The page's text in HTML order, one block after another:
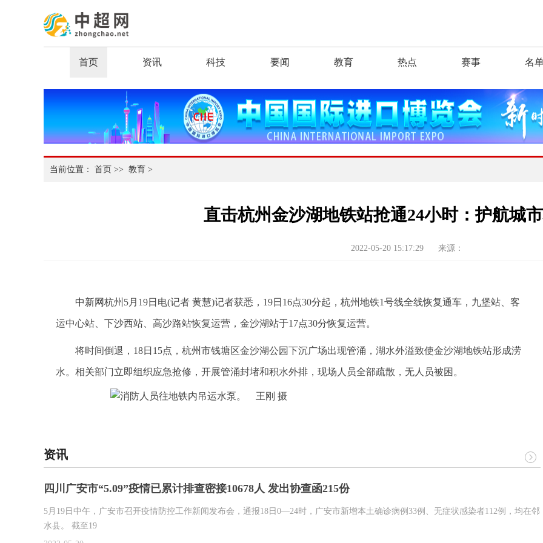
首页 资讯 科技 要闻 教育 热点 赛事 名
当前位置： 首页 >> 教育 >
直击杭州金沙湖地铁站抢通24小时：护航城
2022-05-20 15:17:29 来源：
中新网杭州5月19日电(记者 黄慧)记者获悉，19日16点30分起，杭州地铁1号线全线恢复通车，九堡站、客
运中心站、下沙西站、高沙路站恢复运营，金沙湖站于17点30分恢复运营。
将时间倒退，18日15点，杭州市钱塘区金沙湖公园下沉广场出现管涌，湖水外溢致使金沙湖地铁站形成涝
水。相关部门立即组织应急抢修，开展管涌封堵和积水外排，现场人员全部疏散，无人员被困。
资讯
四川广安市“5.09”疫情已累计排查密接10678人 发出协查函215份
5月19日中午，广安市召开疫情防控工作新闻发布会，通报18日0—24时，广安市新增本土确诊病例33例、无症状感染者112例，均在邻
水县。 截至19